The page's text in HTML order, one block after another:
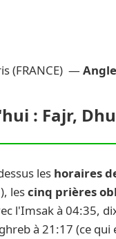
(FRANCE) —
: Fajr,
les horaires
lescinq prières
l'Imsak à 04:35,
à 21:17 (ce qui